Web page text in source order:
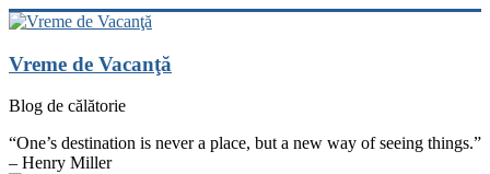
Skip
content
Vreme de Vacanţă
Blog de călătorie
“One’s destination is never a place, but a new way of seeing things.”
– Henry Miller